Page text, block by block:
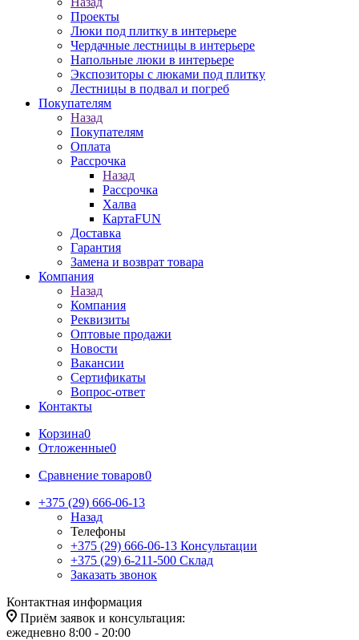
Проекты
Люки под плитку в интерьере
Чердачные лестницы в интерьере
Напольные люки в интерьере
Экспозиторы с люками под плитку
Лестницы в подвал и погреб
Покупателям
Назад
Покупателям
Оплата
Рассрочка
Назад
Рассрочка
Халва
КартаFUN
Доставка
Гарантия
Замена и возврат товара
Компания
Назад
Компания
Реквизиты
Оптовые продажи
Новости
Вакансии
Сертификаты
Вопрос-ответ
Контакты
Корзина0
Отложенные0
Сравнение товаров0
+375 (29) 666-06-13
Назад
Телефоны
+375 (29) 666-06-13 Консультации
+375 (29) 6-211-500 Склад
Заказать звонок
Контактная информация
Приём заявок и консультация:
ежедневно 8:00 - 20:00